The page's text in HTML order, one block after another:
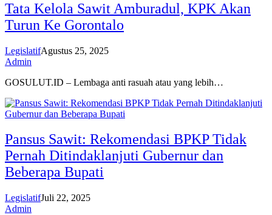
Tata Kelola Sawit Amburadul, KPK Akan
Turun Ke Gorontalo
LegislatifAgustus 25, 2025
Admin
GOSULUT.ID – Lembaga anti rasuah atau yang lebih…
Pansus Sawit: Rekomendasi BPKP Tidak
Pernah Ditindaklanjuti Gubernur dan
Beberapa Bupati
LegislatifJuli 22, 2025
Admin